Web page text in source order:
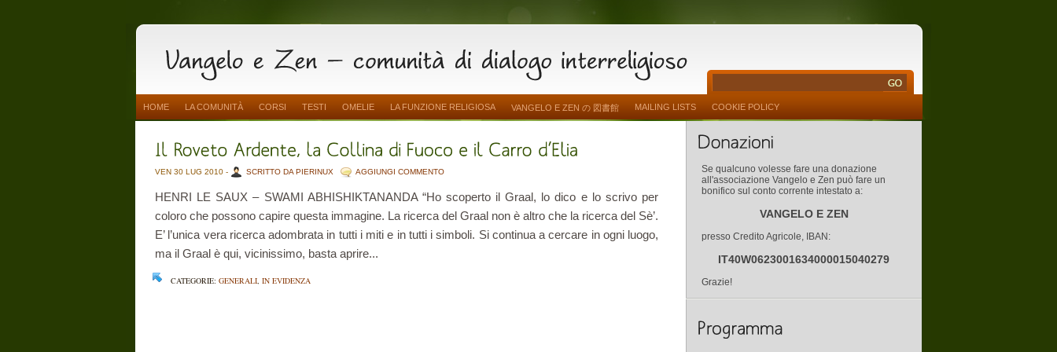
HOME LA COMUNITÀ CORSI TESTI OMELIE LA FUNZIONE RELIGIOSA VANGELO E ZEN の 図書館 MAILING LISTS COOKIE POLICY
VEN 30 LUG 2010 - SCRITTO DA PIERINUX AGGIUNGI COMMENTO
HENRI LE SAUX – SWAMI ABHISHIKTANANDA “Ho scoperto il Graal, lo dico e lo scrivo per
coloro che possono capire questa immagine. La ricerca del Graal non è altro che la ricerca del Sè’.
E’ l’unica vera ricerca adombrata in tutti i miti e in tutti i simboli. Si continua a cercare in ogni luogo,
ma il Graal è qui, vicinissimo, basta aprire...
CATEGORIE: GENERALI, IN EVIDENZA
Se qualcuno volesse fare una donazione
all'associazione Vangelo e Zen può fare un
bonifico sul conto corrente intestato a:
VANGELO E ZEN
presso Credito Agricole, IBAN:
IT40W0623001634000015040279
Grazie!